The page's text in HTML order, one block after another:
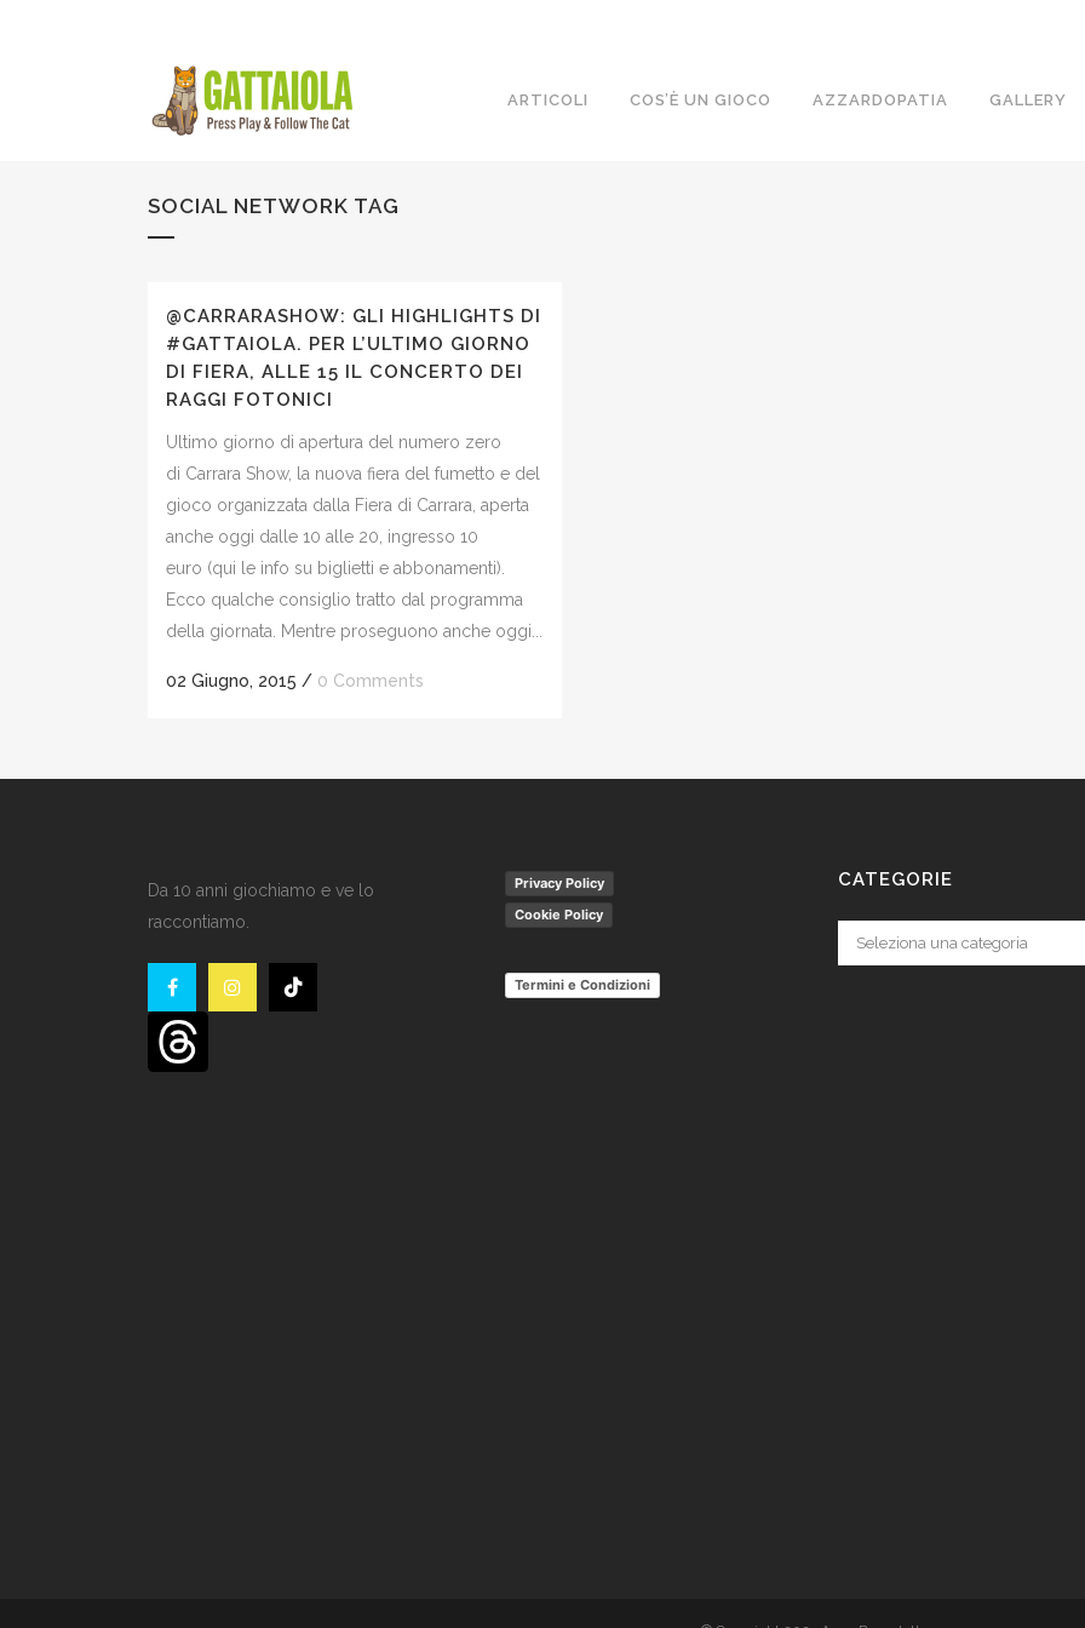
ARTICOLI COS’È UN GIOCO AZZARDOPATIA GALLERY
SOCIAL NETWORK TAG
@CARRARASHOW: GLI HIGHLIGHTS DI
#GATTAIOLA. PER L’ULTIMO GIORNO
DI FIERA, ALLE 15 IL CONCERTO DEI
RAGGI FOTONICI
Ultimo giorno di apertura del numero zero
di Carrara Show, la nuova fiera del fumetto e del
gioco organizzata dalla Fiera di Carrara, aperta
anche oggi dalle 10 alle 20, ingresso 10
euro (qui le info su biglietti e abbonamenti).
Ecco qualche consiglio tratto dal programma
della giornata. Mentre proseguono anche oggi...
02 Giugno, 2015 / 0 Comments
Da 10 anni giochiamo e ve lo
raccontiamo.
Privacy Policy
Cookie Policy
Termini e Condizioni
CATEGORIE
Categorie